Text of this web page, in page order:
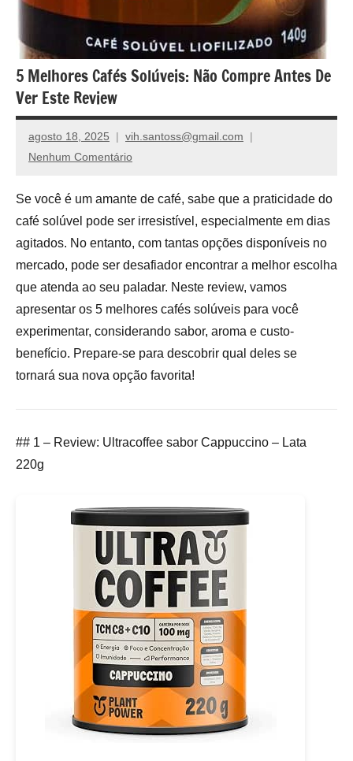
5 Melhores Cafés Solúveis: Não Compre Antes De
Ver Este Review
agosto 18, 2025
vih.santoss@gmail.com
Nenhum Comentário
Se você é um amante de café, sabe que a praticidade do
café solúvel pode ser irresistível, especialmente em dias
agitados. No entanto, com tantas opções disponíveis no
mercado, pode ser desafiador encontrar a melhor escolha
que atenda ao seu paladar. Neste review, vamos
apresentar os 5 melhores cafés solúveis para você
experimentar, considerando sabor, aroma e custo-
benefício. Prepare-se para descobrir qual deles se
tornará sua nova opção favorita!
## 1 – Review: Ultracoffee sabor Cappuccino – Lata
220g